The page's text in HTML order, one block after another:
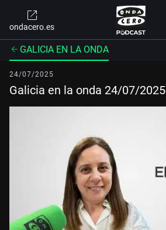
ondacero.es
GALICIA EN LA ONDA
24/07/2025
Galicia en la onda 24/07/2025